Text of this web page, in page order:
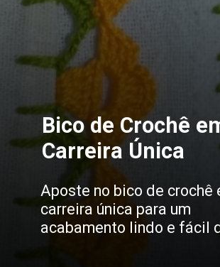
Bico de Crochê
Carreira Única
Aposte no bico de crochê
carreira única para um
acabamento lindo e fácil